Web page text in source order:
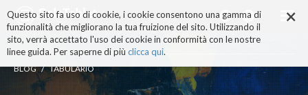
×
Questo sito fa uso di cookie, i cookie consentono una gamma di
funzionalità che migliorano la tua fruizione del sito. Utilizzando il
sito, verrà accettato l'uso dei cookie in conformità con le nostre
linee guida. Per saperne di più clicca qui.
ai
contenuti.
|
navigazione
BLOG / TABULARIO